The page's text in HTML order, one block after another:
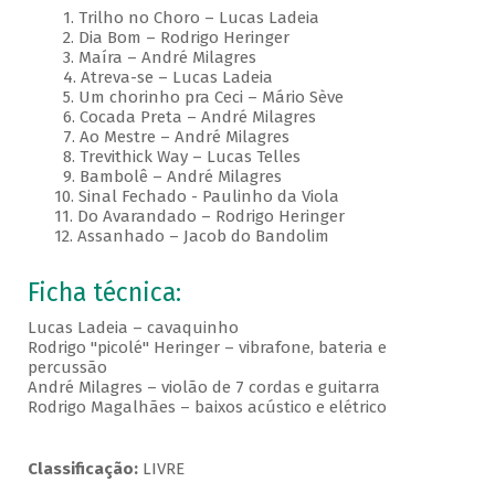
1. Trilho no Choro – Lucas Ladeia
2. Dia Bom – Rodrigo Heringer
3. Maíra – André Milagres
4. Atreva-se – Lucas Ladeia
5. Um chorinho pra Ceci – Mário Sève
6. Cocada Preta – André Milagres
7. Ao Mestre – André Milagres
8. Trevithick Way – Lucas Telles
9. Bambolê – André Milagres
10. Sinal Fechado - Paulinho da Viola
11. Do Avarandado – Rodrigo Heringer
12. Assanhado – Jacob do Bandolim
Ficha técnica:
Lucas Ladeia – cavaquinho
Rodrigo "picolé" Heringer – vibrafone, bateria e
percussão
André Milagres – violão de 7 cordas e guitarra
Rodrigo Magalhães – baixos acústico e elétrico
Classificação:LIVRE